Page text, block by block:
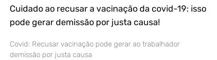
Cuidado ao recusar a vacinação da covid-19: isso
pode gerar demissão por justa causa!
Covid: Recusar vacinação pode gerar ao trabalhador
demissão por justa causa